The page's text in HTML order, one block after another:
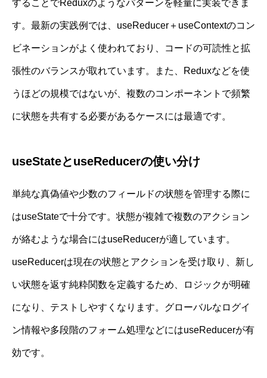
することでReduxのようなパターンを軽量に実装できま
す。最新の実践例では、useReducer＋useContextのコン
ビネーションがよく使われており、コードの可読性と拡
張性のバランスが取れています。また、Reduxなどを使
うほどの規模ではないが、複数のコンポーネントで頻繁
に状態を共有する必要があるケースには最適です。
useStateとuseReducerの使い分け
単純な真偽値や少数のフィールドの状態を管理する際に
はuseStateで十分です。状態が複雑で複数のアクション
が絡むような場合にはuseReducerが適しています。
useReducerは現在の状態とアクションを受け取り、新し
い状態を返す純粋関数を定義するため、ロジックが明確
になり、テストしやすくなります。グローバルなログイ
ン情報や多段階のフォーム処理などにはuseReducerが有
効です。